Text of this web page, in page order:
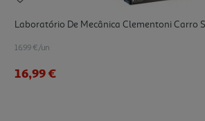
Laboratório De Mecânica Clementoni Carro
16.99 €/un
16,99 €